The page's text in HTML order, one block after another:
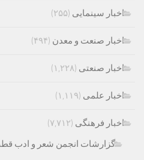
اخبار سینمایی (۲۵۵)
اخبار صنعت و معدن (۴۹۴)
اخبار صنعتی (۱,۲۲۸)
اخبار علمی (۱,۱۱۹)
اخبار فرهنگی (۷,۷۱۲)
گزارشات انجمن شعر و ادب